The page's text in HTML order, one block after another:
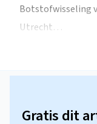
Botstofwisseling
Utrecht…
Gratis dit